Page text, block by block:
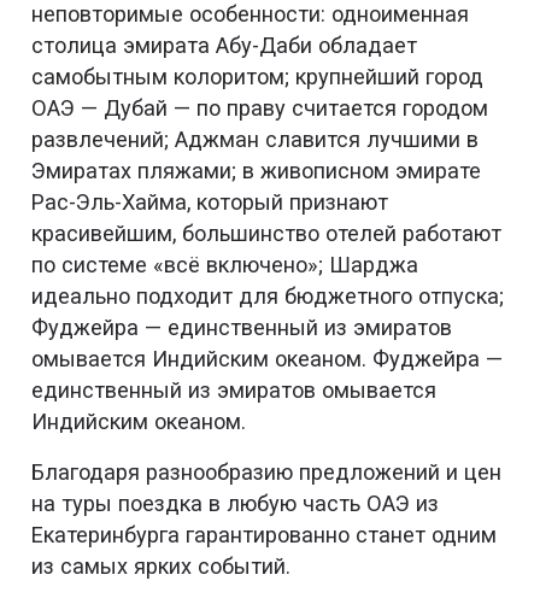
неповторимые особенности: одноименная
столица эмирата Абу-Даби обладает
самобытным колоритом; крупнейший город
ОАЭ — Дубай — по праву считается городом
развлечений; Аджман славится лучшими в
Эмиратах пляжами; в живописном эмирате
Рас-Эль-Хайма, который признают
красивейшим, большинство отелей работают
по системе «всё включено»; Шарджа
идеально подходит для бюджетного отпуска;
Фуджейра — единственный из эмиратов
омывается Индийским океаном. Фуджейра —
единственный из эмиратов омывается
Индийским океаном.
Благодаря разнообразию предложений и цен
на туры поездка в любую часть ОАЭ из
Екатеринбурга гарантированно станет одним
из самых ярких событий.